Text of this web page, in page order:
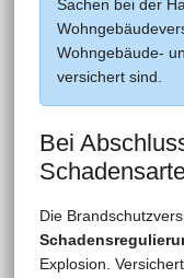
Sachen bei der
Wohngebäude-
versichert sind.
Bei
Die
Explosion.